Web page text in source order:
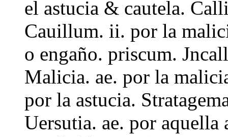
el astucia & cautela.
Cauillum. ii. por la
o engaño. priscum.
Malicia. ae. por la
por la astucia.
Uersutia. ae. por